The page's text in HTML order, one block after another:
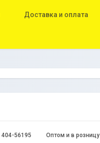
Доставка и оплата
Оптом и в розницу
404-56195